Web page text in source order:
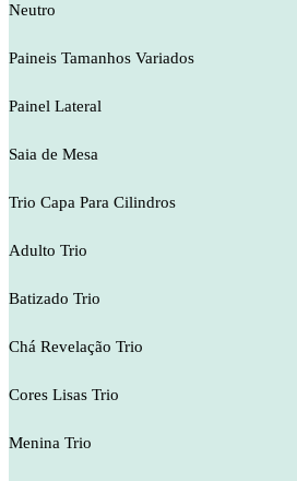
Neutro
Paineis Tamanhos Variados
Painel Lateral
Saia de Mesa
Trio Capa Para Cilindros
Adulto Trio
Batizado Trio
Chá Revelação Trio
Cores Lisas Trio
Menina Trio